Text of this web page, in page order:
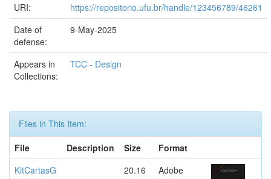
URI:
https://repositorio.ufu.br/handle/123456789/46261
Date of
defense:
9-May-2025
Appears in
Collections:
TCC - Design
Files in This Item:
File
Description Size
Format
KitCartasG
20.16
Adobe